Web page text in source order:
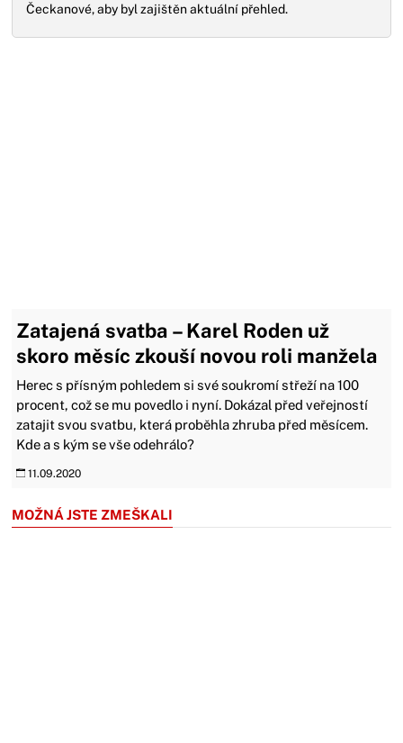
Čeckanové, aby byl zajištěn aktuální přehled.
skoro měsíc zkouší novou roli manžela
procent, což se mu povedlo i nyní. Dokázal před veřejností
zatajit svou svatbu, která proběhla zhruba před měsícem.
Kde a s kým se vše odehrálo?